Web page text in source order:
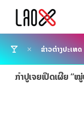
ຂ່າວຕ່າງປະເທດ
ກຳປູເຈຍເປີດເຜີຍ “